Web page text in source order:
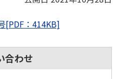
[PDF：414KB]
合わせ